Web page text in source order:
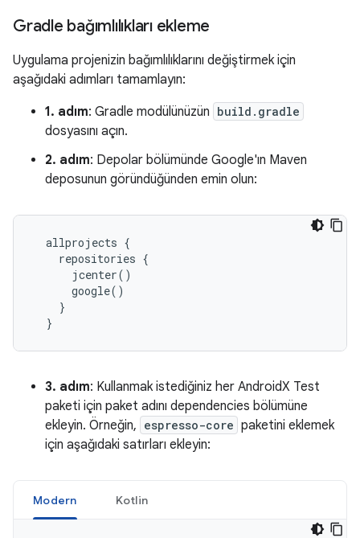
Gradle bağımlılıkları ekleme
Uygulama projenizin bağımlılıklarını değiştirmek için
aşağıdaki adımları tamamlayın:
1. adım: Gradle modülünüzün build.gradle
dosyasını açın.
2. adım: Depolar bölümünde Google'ın Maven
deposunun göründüğünden emin olun:
allprojects {
repositories {
jcenter()
google()
}
}
3. adım: Kullanmak istediğiniz her AndroidX Test
paketi için paket adını dependencies bölümüne
ekleyin. Örneğin, espresso-core paketini eklemek
için aşağıdaki satırları ekleyin:
Modern Kotlin